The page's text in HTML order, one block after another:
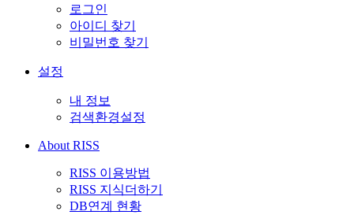
로그인
아이디 찾기
비밀번호 찾기
설정
내 정보
검색환경설정
About RISS
RISS 이용방법
RISS 지식더하기
DB연계 현황